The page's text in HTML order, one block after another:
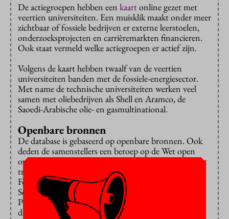
De actiegroepen hebben een kaartonline gezet met
veertien universiteiten. Een muisklik maakt onder meer
zichtbaar of fossiele bedrijven er externe leerstoelen,
onderzoeksprojecten en carrièremarkten financieren.
Ook staat vermeld welke actiegroepen er actief zijn.
Volgens de kaart hebben twaalf van de veertien
universiteiten banden met de fossiele-energiesector.
Met name de technische universiteiten werken veel
samen met oliebedrijven als Shell en Aramco, de
Saoedi-Arabische olie- en gasmultinational.
Openbare bronnen
De database is gebaseerd op openbare bronnen. Ook
deden de samenstellers een beroep op de Wet open
overheid, die publieke en semipublieke instellingen tot
transparantie verplicht. Actiegroepen End Fossil,
FossielvrijNL, Millieudefensie, Reclame Fossielvrij,
Scientists4future, ScientistRebellion, Social Tipping
Point Coalitie en University Rebellion werken aan de
database mee.